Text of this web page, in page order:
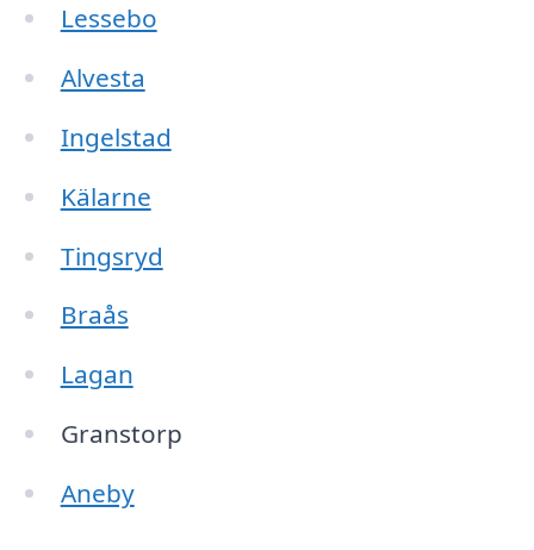
Lessebo
Alvesta
Ingelstad
Kälarne
Tingsryd
Braås
Lagan
Granstorp
Aneby